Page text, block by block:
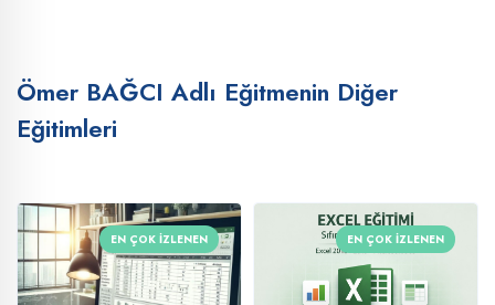
185.000'den fazla aboneye sahip YouTube kanalında
(@excelveyapayzeka) 1.000'den fazla eğitim videosu
yayınlanmıştır.
Ömer BAĞCI Adlı Eğitmenin Diğer
Eğitimleri
EN ÇOK İZLENEN EN ÇOK İZLENEN